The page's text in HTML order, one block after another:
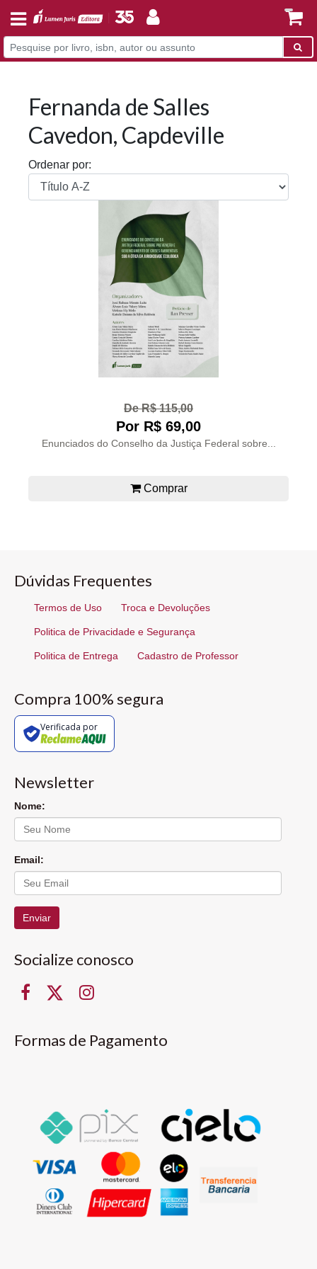
Fernanda de Salles
Cavedon, Capdeville
Ordenar por:
De R$ 115,00
Por R$ 69,00
Enunciados do Conselho da Justiça Federal sobre...
Comprar
Dúvidas Frequentes
Termos de Uso Troca e Devoluções
Politica de Privacidade e Segurança
Politica de Entrega Cadastro de Professor
Compra 100% segura
Verificada por
Newsletter
Nome:
Email:
Enviar
Socialize conosco
Formas de Pagamento